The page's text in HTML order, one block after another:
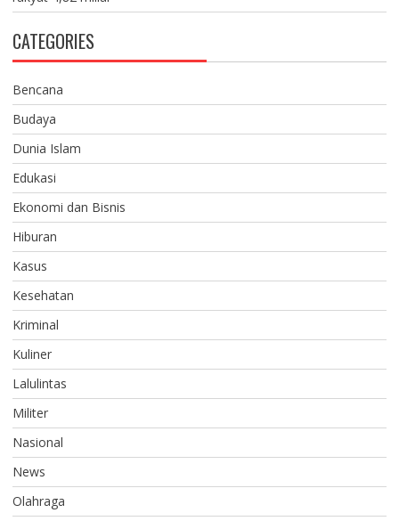
CATEGORIES
Bencana
Budaya
Dunia Islam
Edukasi
Ekonomi dan Bisnis
Hiburan
Kasus
Kesehatan
Kriminal
Kuliner
Lalulintas
Militer
Nasional
News
Olahraga